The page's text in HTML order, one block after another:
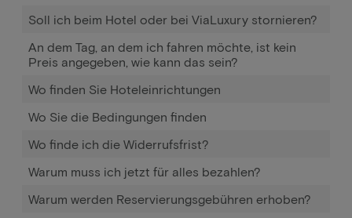
Soll ich beim Hotel oder bei ViaLuxury stornieren?
An dem Tag, an dem ich fahren möchte, ist kein
Preis angegeben, wie kann das sein?
Wo finden Sie Hoteleinrichtungen
Wo Sie die Bedingungen finden
Wo finde ich die Widerrufsfrist?
Warum muss ich jetzt für alles bezahlen?
Warum werden Reservierungsgebühren erhoben?